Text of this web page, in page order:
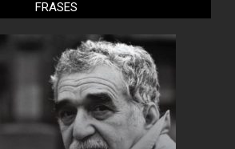
FRASES